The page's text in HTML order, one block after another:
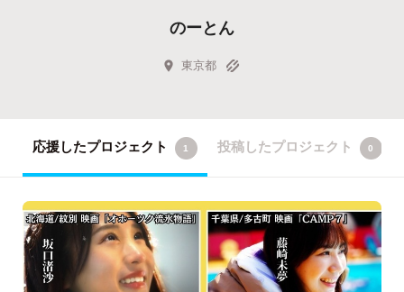
のーとん
東京都
応援したプロジェクト 1 投稿したプロジェクト 0